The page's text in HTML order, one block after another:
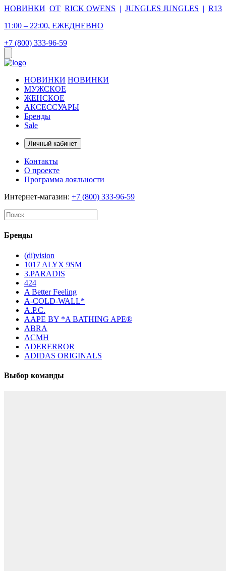
НОВИНКИ ОТ RICK OWENS | JUNGLES JUNGLES | R13
11:00 – 22:00, ЕЖЕДНЕВНО
+7 (800) 333-96-59
НОВИНКИ НОВИНКИ
МУЖСКОЕ
ЖЕНСКОЕ
АКСЕССУАРЫ
Бренды
Sale
Личный кабинет
Контакты
О проекте
Программа лояльности
Интернет-магазин: +7 (800) 333-96-59
Бренды
(di)vision
1017 ALYX 9SM
3.PARADIS
424
A Better Feeling
A-COLD-WALL*
A.P.C.
AAPE BY *A BATHING APE®
ABRA
ACMH
ADERERROR
ADIDAS ORIGINALS
Выбор команды